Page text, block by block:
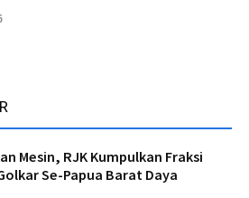
Mesin, RJK Kumpulkan Fraksi
Se-Papua Barat Daya